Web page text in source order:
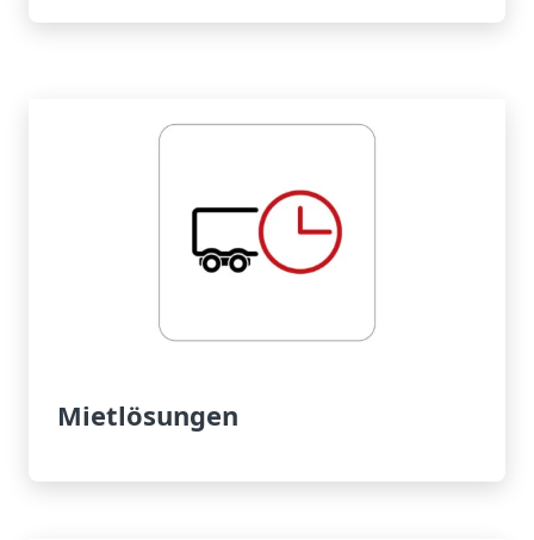
Mietlösungen